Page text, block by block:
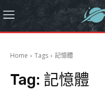
Home Tags 記憶體
Tag: 記憶體